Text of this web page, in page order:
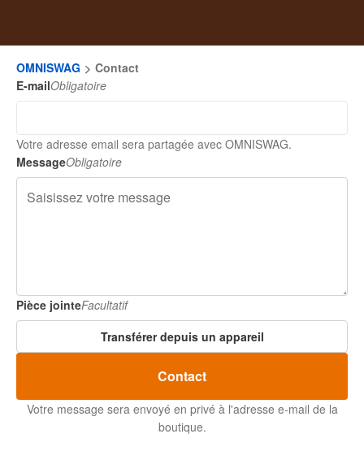
OMNISWAG
Contact
E-mailObligatoire
Votre adresse email sera partagée avec OMNISWAG.
MessageObligatoire
Pièce jointeFacultatif
Transférer depuis un appareil
Contact
Votre message sera envoyé en privé à l'adresse e-mail de la
boutique.